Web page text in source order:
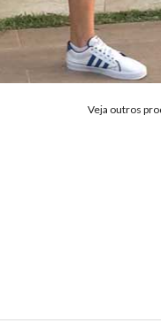
Veja outros